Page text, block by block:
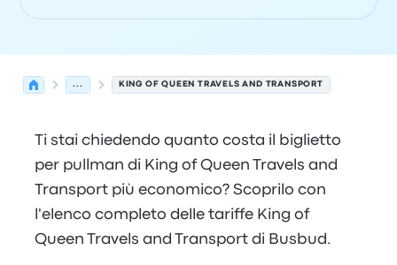
... KING OF QUEEN TRAVELS AND TRANSPORT
Ti stai chiedendo quanto costa il biglietto
per pullman di King of Queen Travels and
Transport più economico? Scoprilo con
l'elenco completo delle tariffe King of
Queen Travels and Transport di Busbud.